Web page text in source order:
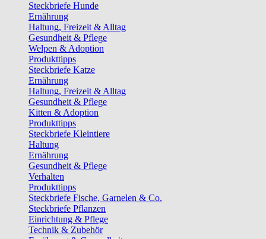
Steckbriefe Hunde
Ernährung
Haltung, Freizeit & Alltag
Gesundheit & Pflege
Welpen & Adoption
Produkttipps
Steckbriefe Katze
Ernährung
Haltung, Freizeit & Alltag
Gesundheit & Pflege
Kitten & Adoption
Produkttipps
Steckbriefe Kleintiere
Haltung
Ernährung
Gesundheit & Pflege
Verhalten
Produkttipps
Steckbriefe Fische, Garnelen & Co.
Steckbriefe Pflanzen
Einrichtung & Pflege
Technik & Zubehör